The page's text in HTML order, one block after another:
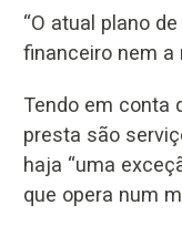
“O atual plano
financeiro nem a
Tendo em conta
presta são
haja “uma
que opera num